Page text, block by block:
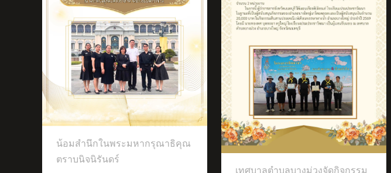
น้อมสำนึกในพระมหากรุณาธิคุณ
ตราบนิจนิรันดร์
อาสา
เทศบาลตำบลบางม่วงจัดกิจกรรม
เข้าร่วมรายการประกวดโขนเวที
ประชันศิลปะนาฏยศิลป์ชั้นสูงของไทย